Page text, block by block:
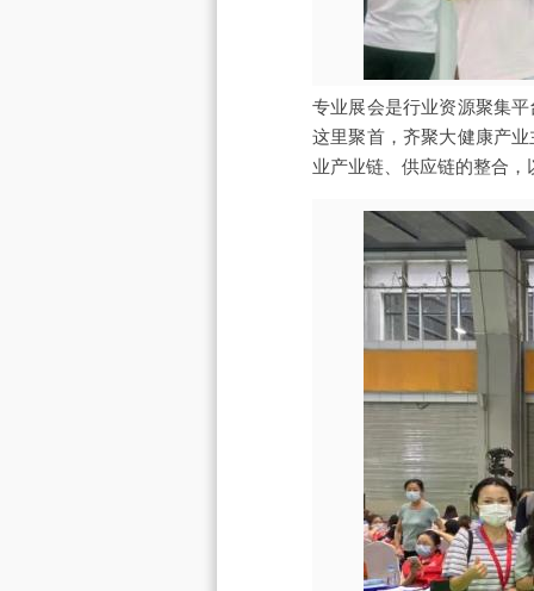
专业展会是行业资源聚集
这里聚首，齐聚大健康产
业产业链、供应链的整合